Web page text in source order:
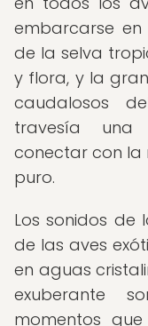
embarcarse en
de la selva
y flora, y la
caudalosos
travesía una
conectar con la
puro.
Los sonidos de
de las aves
en aguas
exuberante
momentos